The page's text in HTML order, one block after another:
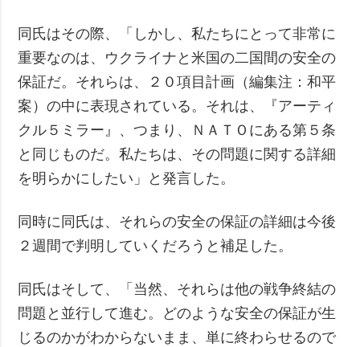
同氏はその際、「しかし、私たちにとって非常に
重要なのは、ウクライナと米国の二国間の安全の
保証だ。それらは、２０項目計画（編集注：和平
案）の中に表現されている。それは、『アーティ
クル５ミラー』、つまり、ＮＡＴＯにある第５条
と同じものだ。私たちは、その問題に関する詳細
を明らかにしたい」と発言した。
同時に同氏は、それらの安全の保証の詳細は今後
２週間で判明していくだろうと補足した。
同氏はそして、「当然、それらは他の戦争終結の
問題と並行して進む。どのような安全の保証が生
じるのかがわからないまま、単に終わらせるので